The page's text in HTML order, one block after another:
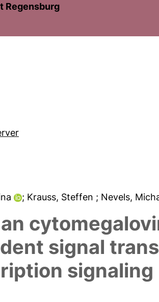
Regensburg
; Krauss, Steffen ; Nevels,
signal
signaling